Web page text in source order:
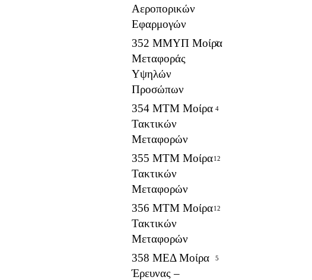
Αεροπορικών
Εφαρμογών
352 ΜΜΥΠ Μοίρα
Μεταφοράς
Υψηλών
Προσώπων
2
354 ΜΤΜ Μοίρα
Τακτικών
Μεταφορών
4
355 ΜΤΜ Μοίρα
Τακτικών
Μεταφορών
12
356 ΜΤΜ Μοίρα
Τακτικών
Μεταφορών
12
358 ΜΕΔ Μοίρα
Έρευνας –
5